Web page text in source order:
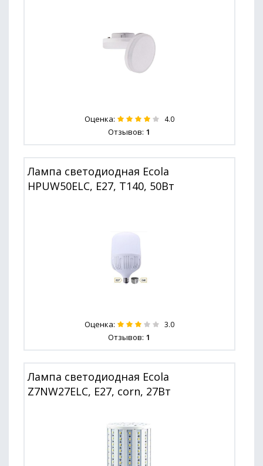
Оценка: 4.0
Отзывов: 1
Лампа светодиодная Ecola
HPUW50ELC, E27, T140, 50Вт
Оценка: 3.0
Отзывов: 1
Лампа светодиодная Ecola
Z7NW27ELC, E27, corn, 27Вт